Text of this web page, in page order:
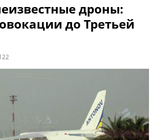
дроны:
до Третьей